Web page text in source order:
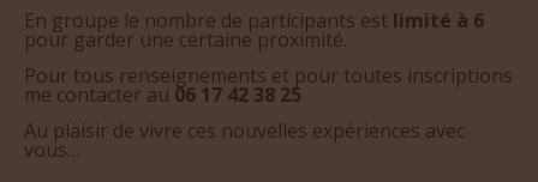
En groupe le nombre de participants est limité à 6
pour garder une certaine proximité.
Pour tous renseignements et pour toutes inscriptions
me contacter au 06 17 42 38 25
Au plaisir de vivre ces nouvelles expériences avec
vous…